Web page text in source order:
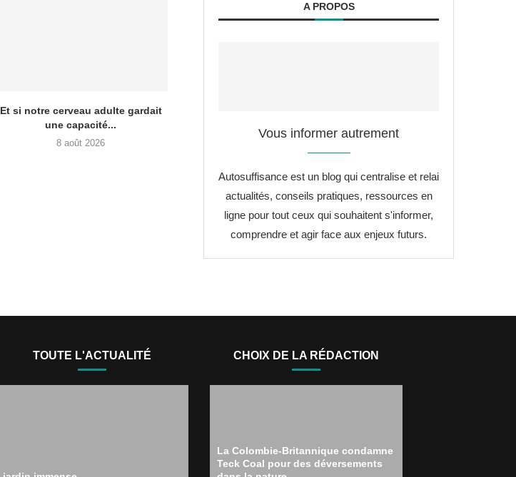
Et si notre cerveau adulte gardait
une capacité...
8 août 2026
A PROPOS
Vous informer autrement
Autosuffisance est un blog qui centralise et relai
actualités, conseils pratiques, ressources en
ligne pour tout ceux qui souhaitent s'informer,
comprendre et agir face aux enjeux futurs.
TOUTE L'ACTUALITÉ CHOIX DE LA RÉDACTION
La Colombie-Britannique condamne
Teck Coal pour des déversements